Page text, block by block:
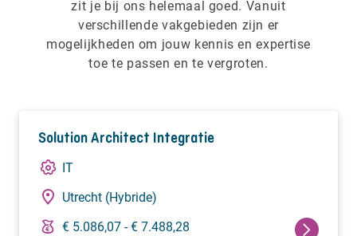
zit je bij ons helemaal goed. Vanuit
verschillende vakgebieden zijn er
mogelijkheden om jouw kennis en expertise
toe te passen en te vergroten.
Solution Architect Integratie
IT
Utrecht (Hybride)
€ 5.086,07 - € 7.488,28